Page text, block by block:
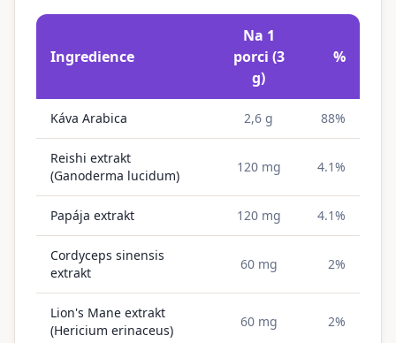
Ingredience
Na 1
porci (3
g)
%
Káva Arabica 2,6 g 88%
Reishi extrakt
(Ganoderma lucidum)
120 mg 4.1%
Papája extrakt 120 mg 4.1%
Cordyceps sinensis
extrakt
60 mg 2%
Lion's Mane extrakt
(Hericium erinaceus)
60 mg 2%